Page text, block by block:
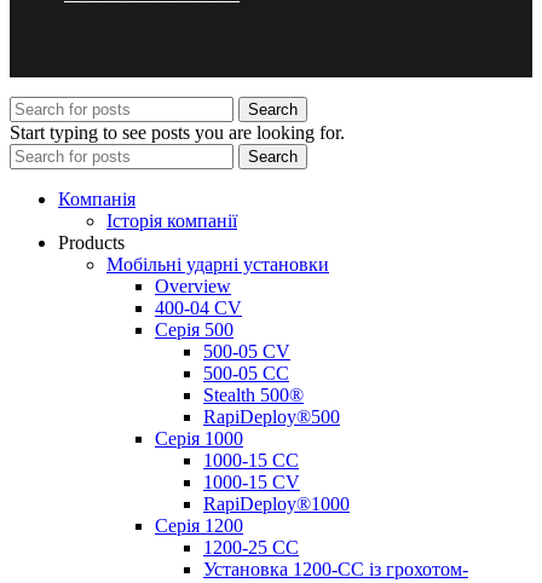
Search
Start typing to see posts you are looking for.
Search
Компанія
Історія компанії
Products
Мобільні ударні установки
Overview
400-04 CV
Серія 500
500-05 CV
500-05 CC
Stealth 500®
RapiDeploy®500
Серія 1000
1000-15 CC
1000-15 CV
RapiDeploy®1000
Серія 1200
1200-25 CC
Установка 1200-CC із грохотом-